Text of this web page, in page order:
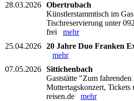
28.03.2026 Obertrubach
Künstlerstammtisch im
Tischreservierung unter
frei mehr
25.04.2026 20 Jahre Duo Franken
mehr
07.05.2026 Sittichenbach
Gaststätte "Zum
Muttertagskonzert,
reisen.de mehr